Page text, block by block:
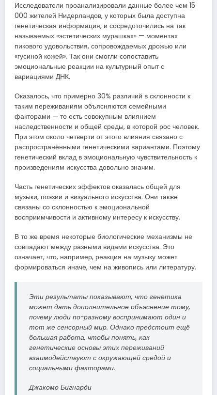
Исследователи проанализировали данные более чем 15
000 жителей Нидерландов, у которых была доступна
генетическая информация, и сосредоточились на так
называемых «эстетических мурашках» — моментах
пикового удовольствия, сопровождаемых дрожью или
«гусиной кожей». Так они смогли сопоставить
эмоциональные реакции на культурный опыт с
вариациями ДНК.
Оказалось, что примерно 30% различий в склонности к
таким переживаниям объясняются семейными
факторами — то есть совокупным влиянием
наследственности и общей среды, в которой рос человек.
При этом около четверти от этого влияния связано с
распространёнными генетическими вариантами. Поэтому
генетический вклад в эмоциональную чувствительность к
произведениям искусства довольно значим.
Часть генетических эффектов оказалась общей для
музыки, поэзии и визуального искусства. Они также
связаны со склонностью к эмоциональной
восприимчивости и активному интересу к искусству.
В то же время некоторые биологические механизмы не
совпадают между разными видами искусства. Это
означает, что, например, реакция на музыку может
формироваться иначе, чем на живопись или литературу.
Эти результаты показывают, что генетика
может дать дополнительное объяснение тому,
почему люди по-разному воспринимают один и
тот же сенсорный мир. Однако предстоит ещё
большая работа, чтобы понять, как
генетические основы этих переживаний
взаимодействуют с окружающей средой и
социальными факторами.
Джакомо Бигнарди